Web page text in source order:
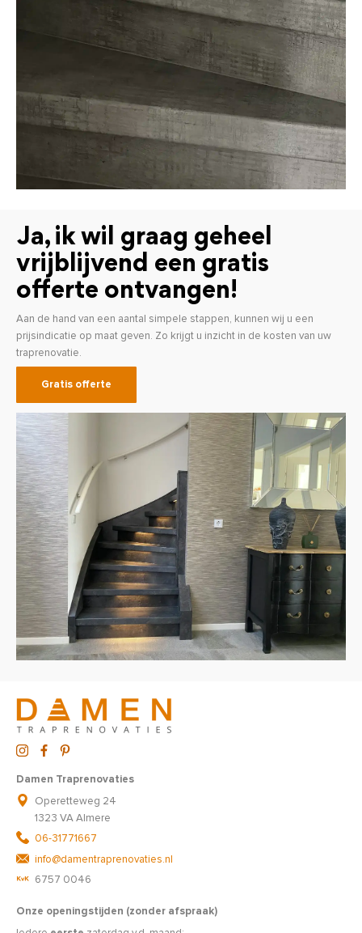
Ja, ik wil graag geheel
vrijblijvend een gratis
offerte ontvangen!
Aan de hand van een aantal simpele stappen, kunnen wij u een
prijsindicatie op maat geven. Zo krijgt u inzicht in de kosten van uw
traprenovatie.
Gratis offerte
Damen Traprenovaties
Operetteweg 24
1323 VA Almere
06-31771667
info@damentraprenovaties.nl
6757 0046
Onze openingstijden (zonder afspraak)